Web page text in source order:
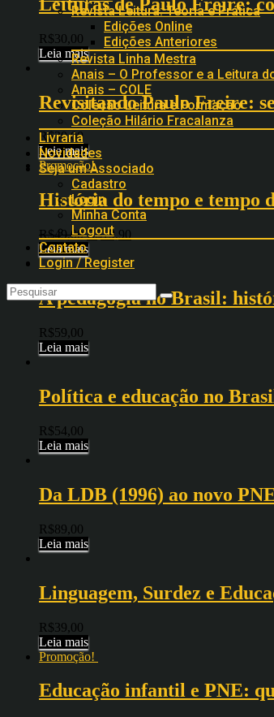
Revista Leitura: Teoria e Prática
Edições Online
Edições Anteriores
Revista Linha Mestra
Anais – O Professor e a Leitura
Anais – COLE
Coleção Leitura e Formação
Coleção Hilário Fracalanza
Livraria
Novidades
Seja um Associado
Cadastro
Login
Minha Conta
Logout
Contato
Login / Register
R$30,00
Leia mais
Revisitando Paulo Freire:
R$30,00
Leia mais
Promoção!
História do tempo e tempo
R$49,00 R$19,90
Leia mais
A pedagogia no Brasil:
R$59,00
Leia mais
Política e educação no
R$54,00
Leia mais
Da LDB (1996) ao novo
R$89,00
Leia mais
Linguagem, Surdez e
R$39,00
Leia mais
Promoção!
Educação infantil e PNE: